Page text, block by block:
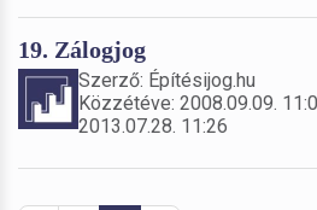
19. Zálogjog
Szerző: Építésijog.hu
Közzétéve: 2008.09.09.
2013.07.28. 11:26